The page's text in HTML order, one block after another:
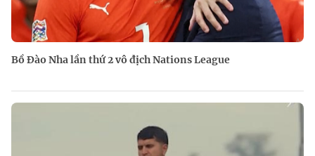
Bồ Đào Nha lần thứ 2 vô địch Nations League